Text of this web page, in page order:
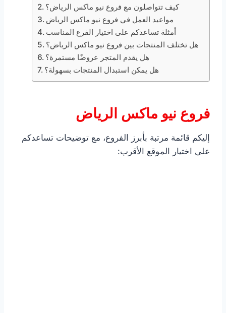
كيف تتواصلون مع فروع نيو ماكس الرياض؟
مواعيد العمل في فروع نيو ماكس الرياض
أمثلة تساعدكم على اختيار الفرع المناسب
هل تختلف المنتجات بين فروع نيو ماكس الرياض؟
هل يقدم المتجر عروضًا مستمرة؟
هل يمكن استبدال المنتجات بسهولة؟
فروع نيو ماكس الرياض
إليكم قائمة مرتبة بأبرز الفروع، مع توضيحات تساعدكم
على اختيار الموقع الأقرب: